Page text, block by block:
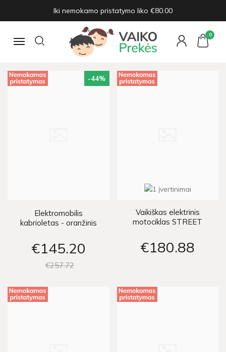
Iki nemokamo pristatymo liko €80.00
Navigacija
0
ELEKTRINIAI AUTOMOBILIAI
Elektriniai automobiliai vaikams
-44%
Elektromobilis
kabrioletas - oranžinis
€145 20
€25772
Vaikiškas elektrinis
motociklas STREET
BOB - oranžinis
€180 88